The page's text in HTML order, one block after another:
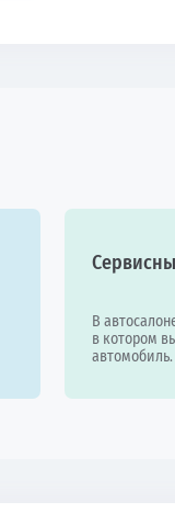
В
в котором
автомобиль.